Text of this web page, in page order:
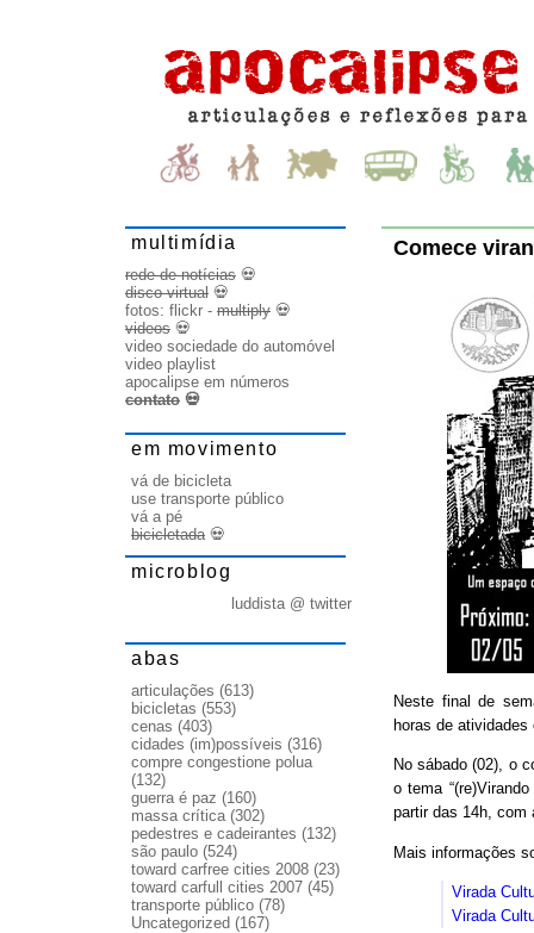
Comece
Neste final de
horas de
No sábado (02), o
o tema
partir das 14h, com
Mais informações
Virada
Virada
multimídia
rede de notícias 💀
disco virtual 💀
fotos: flickr - multiply 💀
videos 💀
video sociedade do automóvel
video playlist
apocalipse em números
contato 💀
em movimento
vá de bicicleta
use transporte público
vá a pé
bicicletada💀
microblog
luddista @ twitter
abas
articulações (613)
bicicletas (553)
cenas (403)
cidades (im)possíveis (316)
compre congestione polua
(132)
guerra é paz (160)
massa crítica(302)
pedestres e cadeirantes (132)
são paulo (524)
toward carfree cities 2008 (23)
toward carfull cities 2007 (45)
transporte público (78)
Uncategorized (167)